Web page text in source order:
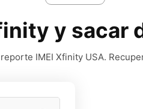
y sacar
IMEI Xfinity USA.